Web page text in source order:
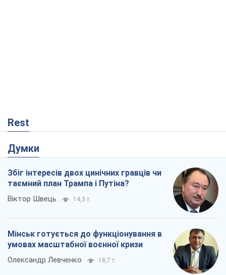
Rest
Думки
Збіг інтересів двох цинічних гравців чи
таємний план Трампа і Путіна?
Віктор Швець 14,3 т.
Мінськ готується до функціонування в
умовах масштабної воєнної кризи
Олександр Левченко 18,7 т.